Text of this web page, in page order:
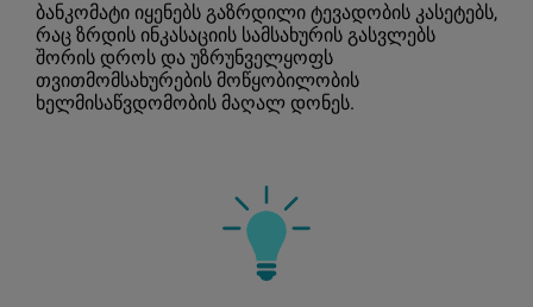
ბანკომატი იყენებს გაზრდილი ტევადობის კასეტებს,
რაც ზრდის ინკასაციის სამსახურის გასვლებს
შორის დროს და უზრუნველყოფს
თვითმომსახურების მოწყობილობის
ხელმისაწვდომობის მაღალ დონეს.